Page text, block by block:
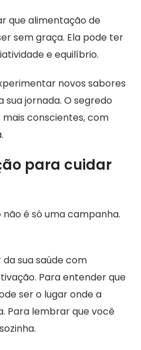
que alimentação de
sem graça. Ela pode ter
e equilíbrio.
novos sabores
jornada. O segredo
conscientes, com
para cuidar
não é só uma campanha.
sua saúde com
Para entender que
ser o lugar onde a
Para lembrar que você